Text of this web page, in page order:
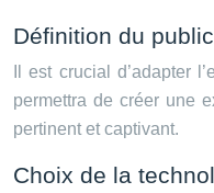
Définition du
Il est crucial d’adapter
permettra de créer une
pertinent et captivant.
Choix de la